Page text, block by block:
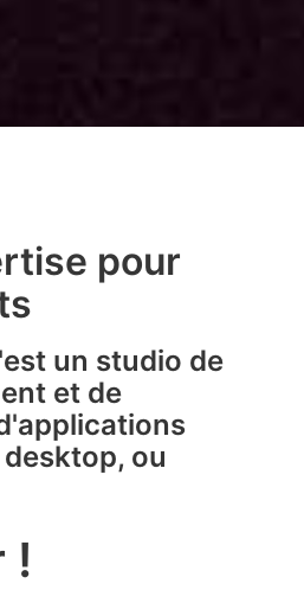
pour
un studio de
et de
ou
!